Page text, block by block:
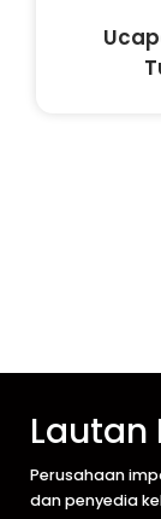
Lautan
Perusahaan
dan penyedia